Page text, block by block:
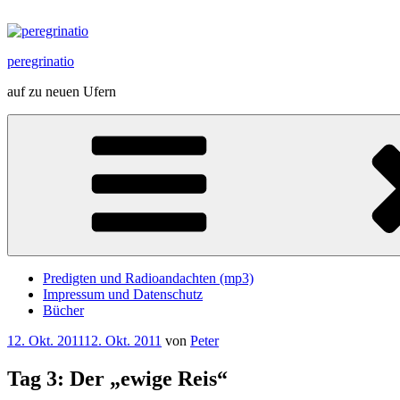
Inhalt
peregrinatio
auf zu neuen Ufern
Predigten und Radioandachten (mp3)
Impressum und Datenschutz
Bücher
Veröffentlicht
12. Okt. 201112. Okt. 2011 von Peter
Tag 3: Der „ewige Reis“